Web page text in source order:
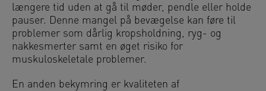
længere tid uden at gå til møder, pendle eller holde
pauser. Denne mangel på bevægelse kan føre til
problemer som dårlig kropsholdning, ryg- og
nakkesmerter samt en øget risiko for
muskuloskeletale problemer.
En anden bekymring er kvaliteten af